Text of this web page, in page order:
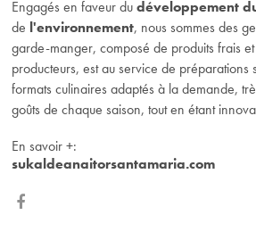
Engagés en faveur dudéveloppement
de l'environnement, nous sommes des
garde-manger, composé de produits frais
producteurs, est au service de préparations
formats culinaires adaptés à la demande,
goûts de chaque saison, tout en étant
En savoir+:
sukaldeanaitorsantamaria.com